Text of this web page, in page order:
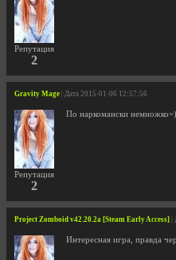
Репутация
2
Gravity Mage | Дата 2015-01-06 12:57:56
Репутация
2
По наркомански немножко=)
Project Zomboid v42.20.2a [Steam Early Access]
Интересная игра, правда